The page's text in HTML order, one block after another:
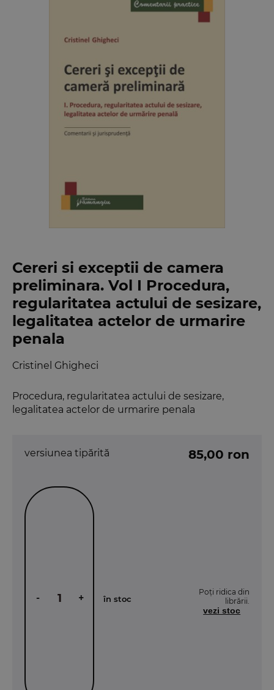
Cereri si exceptii de camera
preliminara. Vol I Procedura,
regularitatea actului de sesizare,
legalitatea actelor de urmarire
penala
Procedura, regularitatea actului de sesizare,
legalitatea actelor de urmarire penala
Cristinel Ghigheci
versiunea tipărită 85,00 ron
- + în stoc
Poți ridica din
librării.
vezi stoc